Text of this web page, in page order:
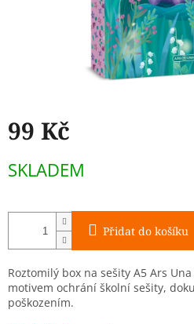
99 Kč
cena:
SKLADEM
Přidat do košíku
Roztomilý box na sešity A5 Ars
motivem ochrání školní sešity,
poškozením.